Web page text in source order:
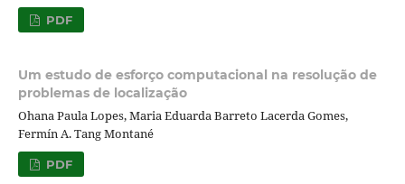
PDF
Um estudo de esforço computacional na resolução de
problemas de localização
Ohana Paula Lopes, Maria Eduarda Barreto Lacerda Gomes,
Fermín A. Tang Montané
PDF